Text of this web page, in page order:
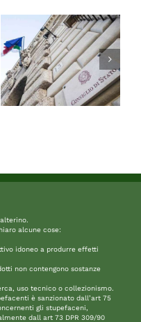
alcune cose:
idoneo a produrre effetti
non contengono sostanze
uso tecnico o collezionismo.
è sanzionato dall’art 75
gli stupefaceni,
dall art 73 DPR 309/90